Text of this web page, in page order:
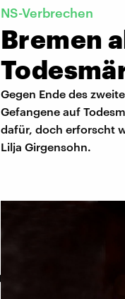
NS-Verbrechen
Bremen
Gegen Ende des
Gefangene auf
dafür, doch erforscht
Lilja Girgensohn.